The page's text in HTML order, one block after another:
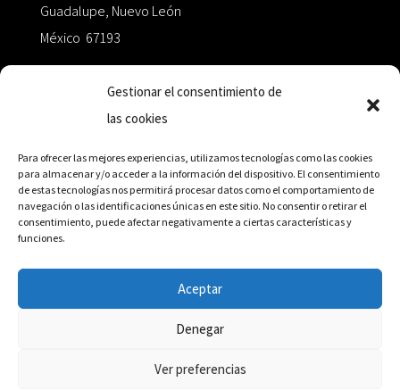
Gestionar el consentimiento de
las cookies
Para ofrecer las mejores experiencias, utilizamos tecnologías como las cookies
para almacenar y/o acceder a la información del dispositivo. El consentimiento
de estas tecnologías nos permitirá procesar datos como el comportamiento de
navegación o las identificaciones únicas en este sitio. No consentir o retirar el
consentimiento, puede afectar negativamente a ciertas características y
funciones.
Aceptar
Denegar
Ver preferencias
Guadalupe, Nuevo León
México 67193
+52 811.499.5638
RED DE DISTRIBUCIÓN